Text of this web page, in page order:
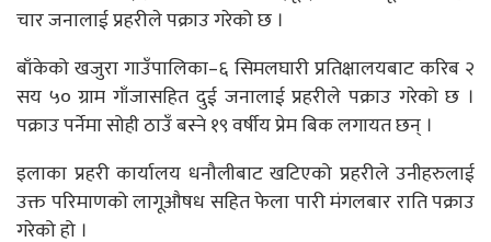
चार जनालाई प्रहरीले पक्राउ गरेको छ ।
बाँकेको खजुरा गाउँपालिका–६ सिमलघारी प्रतिक्षालयबाट करिब २
सय ५० ग्राम गाँजासहित दुई जनालाई प्रहरीले पक्राउ गरेको छ ।
पक्राउ पर्नेमा सोही ठाउँ बस्ने १९ वर्षीय प्रेम बिक लगायत छन् ।
इलाका प्रहरी कार्यालय धनौलीबाट खटिएको प्रहरीले उनीहरुलाई
उक्त परिमाणको लागूऔषध सहित फेला पारी मंगलबार राति पक्राउ
गरेको हो ।